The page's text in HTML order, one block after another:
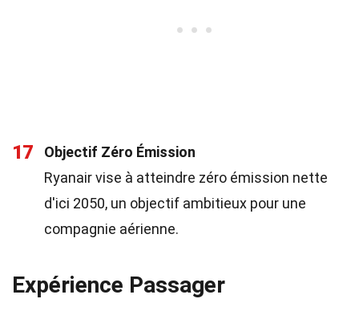
17
Objectif Zéro Émission
Ryanair vise à atteindre zéro émission nette
d'ici 2050, un objectif ambitieux pour une
compagnie aérienne.
Expérience Passager